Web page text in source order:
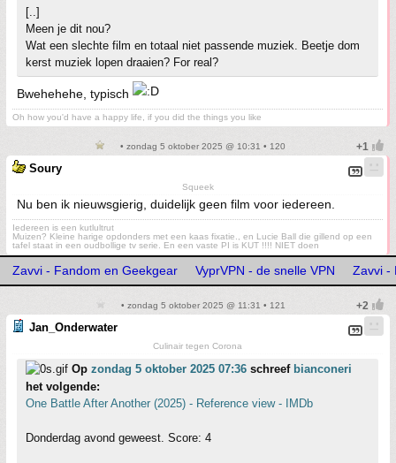
[..]
Meen je dit nou?
Wat een slechte film en totaal niet passende muziek. Beetje dom
kerst muziek lopen draaien? For real?
Bwehehehe, typisch
Oh how you'd have a happy life, if you did the things you like
• zondag 5 oktober 2025 @ 10:31 • 120
Soury
Squeek
Nu ben ik nieuwsgierig, duidelijk geen film voor iedereen.
Iedereen is een kutlultrut
Muizen? Kleine harige opdonders met een kaas fixatie., en Lucie Ball die gillend op een
tafel staat in een oudbollige tv serie. En een vaste PI is KUT !!!! NIET doen
Zavvi - Fandom en Geekgear VyprVPN - de snelle VPN Zavvi -
• zondag 5 oktober 2025 @ 11:31 • 121
Jan_Onderwater
Culinair tegen Corona
Op zondag 5 oktober 2025 07:36 schreef bianconeri
het volgende:
One Battle After Another (2025) - Reference view - IMDb
Donderdag avond geweest. Score: 4